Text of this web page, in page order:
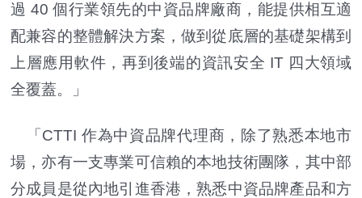
過 40 個行業領先的中資品牌廠商，能提供相互適
配兼容的整體解決方案，做到從底層的基礎架構到
上層應用軟件，再到後端的資訊安全 IT 四大領域
全覆蓋。」
「CTTI 作為中資品牌代理商，除了熟悉本地市
場，亦有一支專業可信賴的本地技術團隊，其中部
分成員是從內地引進香港，熟悉中資品牌產品和方